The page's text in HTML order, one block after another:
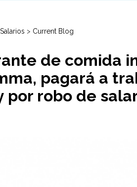
> Current Blog
de comida
pagará a
por robo de